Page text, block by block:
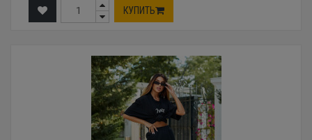
КУПИТЬ